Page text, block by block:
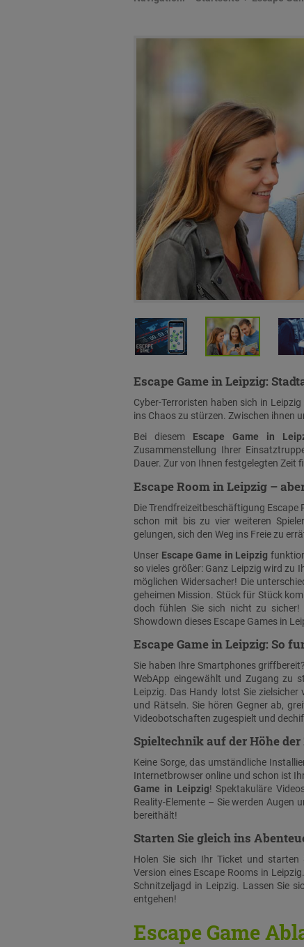
Escape Game in Leipzig:
Cyber-Terroristen haben sich in
ins Chaos zu stürzen. Zwischen ihnen
Bei diesem Escape Game in
Zusammenstellung Ihrer
Dauer. Zur von Ihnen festgelegten Zeit
Escape Room in Leipzig –
Die Trendfreizeitbeschäftigung Escape
schon mit bis zu vier weiteren
gelungen, sich den Weg ins Freie zu
Unser Escape Game in Leipzig
so vieles größer: Ganz Leipzig wird zu
möglichen Widersacher! Die
geheimen Mission. Stück für Stück
doch fühlen Sie sich nicht zu sicher!
Showdown dieses Escape Games in
Escape Game in Leipzig: So
Sie haben Ihre Smartphones
WebApp eingewählt und Zugang zu
Leipzig. Das Handy lotst Sie
und Rätseln. Sie hören Gegner ab,
Videobotschaften zugespielt und
Spieltechnik auf der Höhe der
Keine Sorge, das umständliche
Internetbrowser online und schon ist
Game in Leipzig! Spektakuläre
Reality-Elemente – Sie werden Augen
bereithält!
Starten Sie gleich ins
Holen Sie sich Ihr Ticket und starten
Version eines Escape Rooms in
Schnitzeljagd in Leipzig. Lassen Sie
entgehen!
Escape Game